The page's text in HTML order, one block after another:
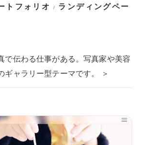
トフォリオ / ランディングペー
で伝わる仕事がある。写真家や美容
ギャラリー型テーマです。 ＞